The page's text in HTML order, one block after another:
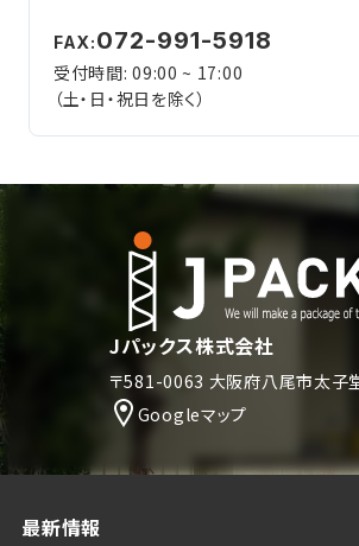
FAX:072-991-5918
受付時間: 09:00 ~ 17:00
（土・日・祝日を除く）
Jパックス株式会社
〒581-0063 大阪府八尾市太子
Googleマップ
最新情報